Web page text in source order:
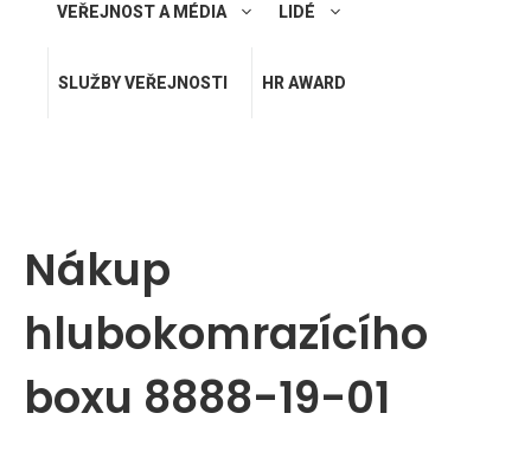
VEŘEJNOST A MÉDIA LIDÉ
SLUŽBY VEŘEJNOSTI HR AWARD
Nákup
hlubokomrazícího
boxu 8888-19-01